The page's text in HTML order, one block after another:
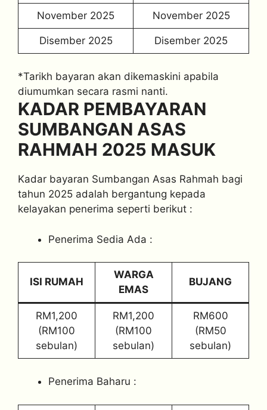
November 2025 November 2025
Disember 2025 Disember 2025
*Tarikh bayaran akan dikemaskini apabila
diumumkan secara rasmi nanti.
KADAR PEMBAYARAN
SUMBANGAN ASAS
RAHMAH 2025 MASUK
Kadar bayaran Sumbangan Asas Rahmah bagi
tahun 2025 adalah bergantung kepada
kelayakan penerima seperti berikut :
Penerima Sedia Ada :
ISI RUMAH
WARGA
EMAS
BUJANG
RM1,200
(RM100
sebulan)
RM1,200
(RM100
sebulan)
RM600
(RM50
sebulan)
Penerima Baharu :